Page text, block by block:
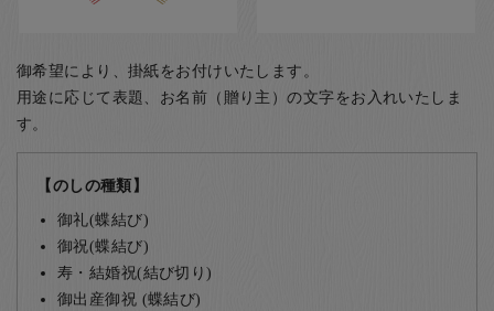
御希望により、掛紙をお付けいたします。
用途に応じて表題、お名前（贈り主）の文字をお入れいたしま
す。
【のしの種類】
御礼(蝶結び)
御祝(蝶結び)
寿・結婚祝(結び切り)
御出産御祝 (蝶結び)